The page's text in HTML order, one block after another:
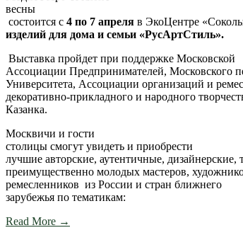
весны
состоится с 4 по 7 апреля в ЭкоЦентре
изделий для дома и семьи «РусАртСтиль».
Выставка пройдет при поддержке Московской
Ассоциации Предпринимателей, Московского
Университета, Ассоциации организаций и
декоративно-прикладного и народного
Казанка.
Москвичи и гости
столицы смогут увидеть и приобрести
лучшие авторские, аутентичные, дизайнерские,
преимущественно молодых мастеров,
ремесленников из России и стран ближнего
зарубежья по тематикам:
Read More →